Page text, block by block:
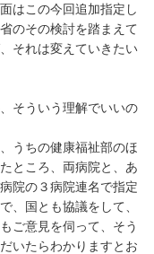
はこの今回追加指定し
のその検討を踏まえて
それは変えていきたい
そういう理解でいいの
うちの健康福祉部のほ
ところ、両病院と、あ
院の３病院連名で指定
、国とも協議をして、
ご意見を伺って、そう
いたらわかりますとお